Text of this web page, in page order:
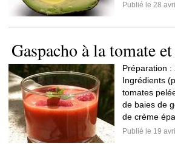
Publié le 28
Gaspacho à la tomate
Préparation :
Ingrédients
tomates
de baies de
de crème
Publié le 19